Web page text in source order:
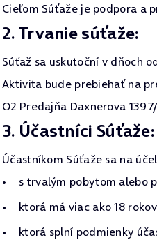
Cieľom Súťaže je podpora a
2. Trvanie súťaže:
Súťaž sa uskutoční v dňoch od
Aktivita bude prebiehať na
O2 Predajňa Daxnerova
3. Účastníci Súťaže:
Účastníkom Súťaže sa na
s trvalým pobytom alebo
ktorá má viac ako 18 rokov
ktorá splní podmienky